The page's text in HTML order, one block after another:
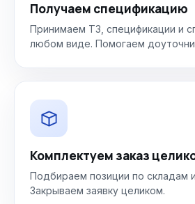
Получаем спецификацию
Принимаем ТЗ, спецификации и
любом виде. Помогаем
Комплектуем заказ
Подбираем позиции по складам
Закрываем заявку целиком.